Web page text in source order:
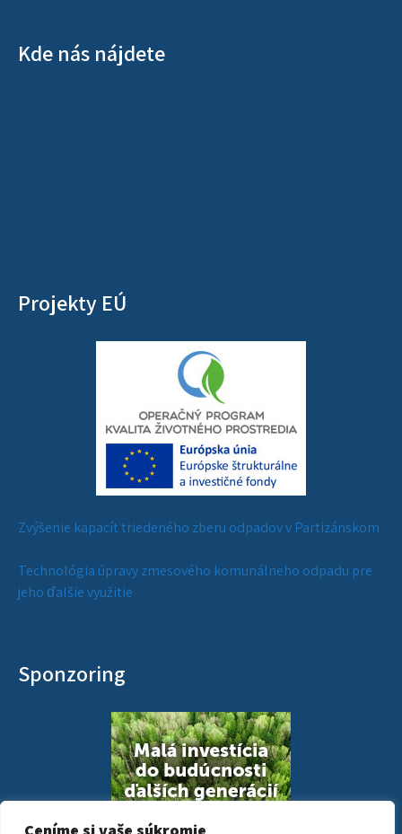
Kde nás nájdete
Projekty EÚ
Zvýšenie kapacít triedeného zberu odpadov v Partizánskom
Technológia úpravy zmesového komunálneho odpadu pre
jeho ďalšie využitie
Sponzoring